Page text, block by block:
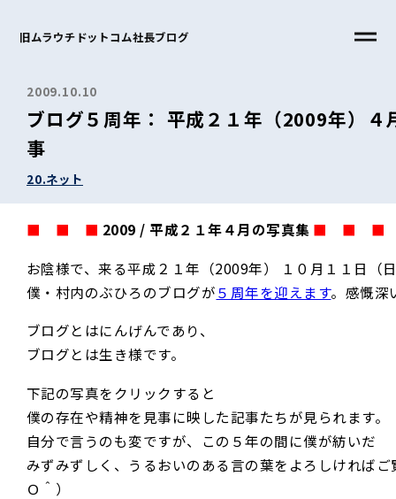
旧ムラウチドットコム社長ブログ
2009.10.10
ブログ５周年： 平成２１年（2009年）４
事
20.ネット
■ ■ ■ 2009 / 平成２１年４月の写真集 ■ ■ ■
お陰様で、来る平成２１年（2009年） １０月１１日（
僕・村内のぶひろのブログが５周年を迎えます。感慨深
ブログとはにんげんであり、
ブログとは生き様です。
下記の写真をクリックすると
僕の存在や精神を見事に映した記事たちが見られます。
自分で言うのも変ですが、この５年の間に僕が紡いだ
みずみずしく、うるおいのある言の葉をよろしければ
Ｏ＾）